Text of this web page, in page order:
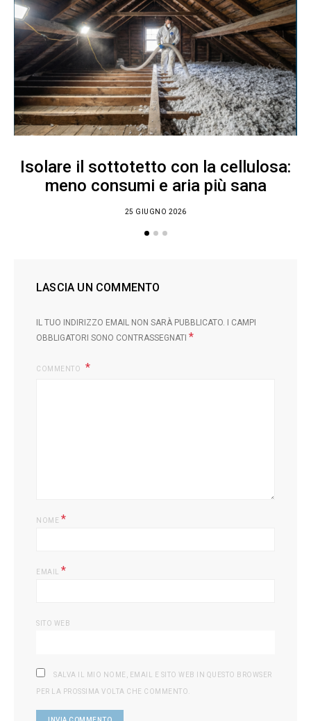
Isolare il sottotetto con la cellulosa:
meno consumi e aria più sana
25 GIUGNO 2026
LASCIA UN COMMENTO
IL TUO INDIRIZZO EMAIL NON SARÀ PUBBLICATO. I CAMPI
OBBLIGATORI SONO CONTRASSEGNATI *
COMMENTO
NOME *
EMAIL *
SITO WEB
SALVA IL MIO NOME, EMAIL E SITO WEB IN QUESTO BROWSER
PER LA PROSSIMA VOLTA CHE COMMENTO.